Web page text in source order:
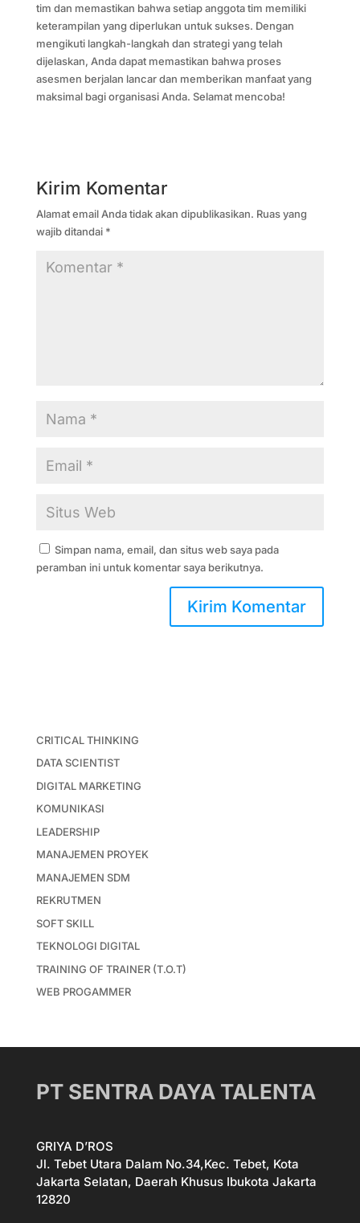
tim dan memastikan bahwa setiap anggota tim memiliki
keterampilan yang diperlukan untuk sukses. Dengan
mengikuti langkah-langkah dan strategi yang telah
dijelaskan, Anda dapat memastikan bahwa proses
asesmen berjalan lancar dan memberikan manfaat yang
maksimal bagi organisasi Anda. Selamat mencoba!
Kirim Komentar
Alamat email Anda tidak akan dipublikasikan. Ruas yang
wajib ditandai *
Simpan nama, email, dan situs web saya pada
peramban ini untuk komentar saya berikutnya.
CRITICAL THINKING
DATA SCIENTIST
DIGITAL MARKETING
KOMUNIKASI
LEADERSHIP
MANAJEMEN PROYEK
MANAJEMEN SDM
REKRUTMEN
SOFT SKILL
TEKNOLOGI DIGITAL
TRAINING OF TRAINER (T.O.T)
WEB PROGAMMER
PT SENTRA DAYA TALENTA
GRIYA D’ROS
Jl. Tebet Utara Dalam No.34,Kec. Tebet, Kota
Jakarta Selatan, Daerah Khusus Ibukota Jakarta
12820